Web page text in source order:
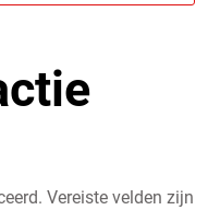
Vereiste velden zijn